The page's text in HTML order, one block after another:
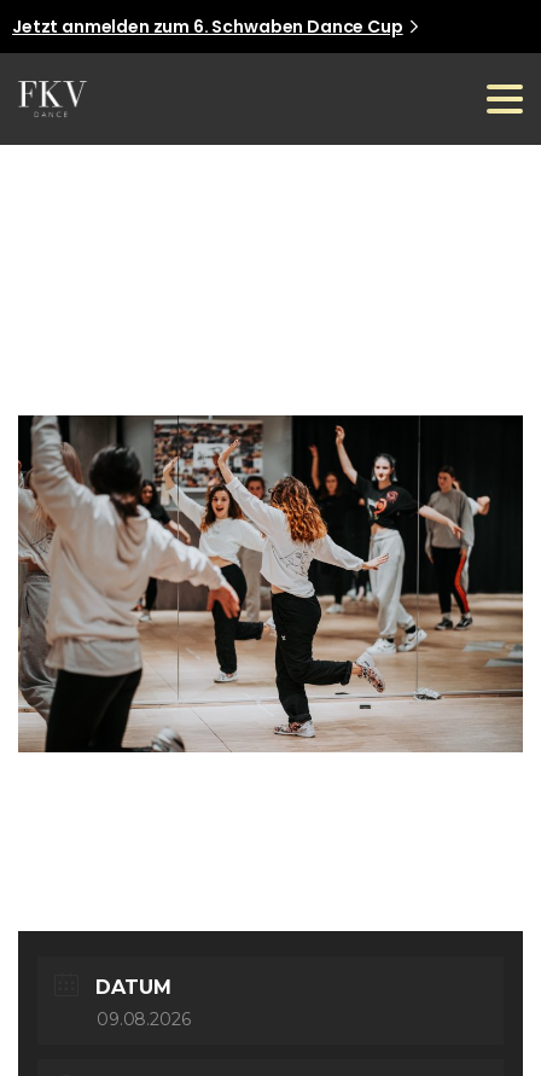
Jetzt anmelden zum 6. Schwaben Dance Cup
Jetzt anmelden
DATUM
09.08.2026